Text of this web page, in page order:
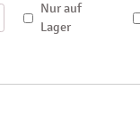
Nur auf
Lager